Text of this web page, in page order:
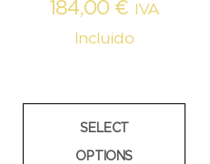
184,00 €
IVA
Incluido
SELECT
OPTIONS